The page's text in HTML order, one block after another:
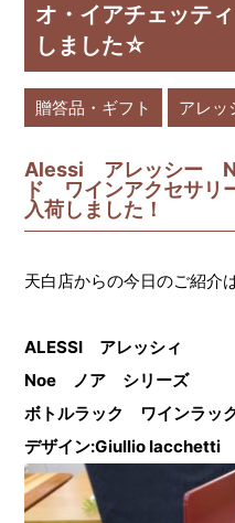
オ・イアチェッ
しました☆
贈答品・ギフト アレッ
Alessi アレッシー
ド ワインアクセサ
入荷しました！
天白店からの今日のご紹
ALESSI アレッシィ
Noe ノア シリーズ
ボトルラック ワインラッ
デザイン:Giullio Iacchetti